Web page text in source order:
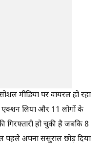
मीडिया पर वायरल हो रहा
लिया और 11 लोगों के
गिरफ्तारी हो चुकी है जबकि 8
पहले अपना ससुराल छोड़ दिया